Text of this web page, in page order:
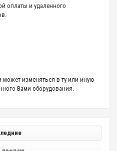
оплаты и удаленного
может изменяться в ту или иную
Вами оборудования.